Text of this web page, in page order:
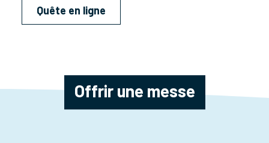
Quête en ligne
Offrir une messe